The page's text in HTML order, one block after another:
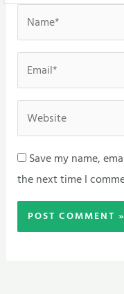
Name*
Email*
Website
Save my name,
the next time I